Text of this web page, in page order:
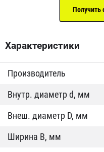
Характеристики
Производитель
Внутр. диаметр d, мм
Внеш. диаметр D, мм
Ширина B, мм